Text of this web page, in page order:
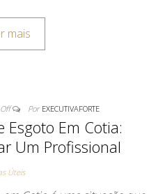
mais
Off Por EXECUTIVAFORTE
Esgoto Em Cotia:
Um Profissional
Úteis